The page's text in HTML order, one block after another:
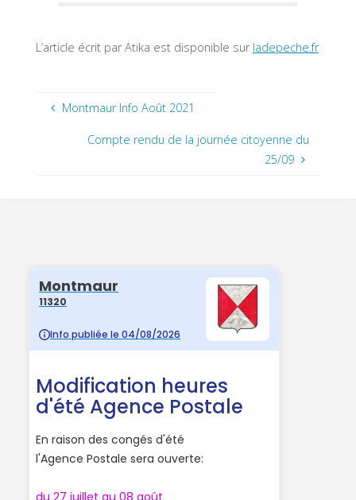
L’article écrit par Atika est disponible sur ladepeche.fr
Montmaur Info Août 2021
Compte rendu de la journée citoyenne du
25/09